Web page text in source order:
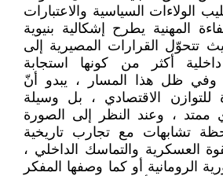
الولاءات السياسية والاعتبارات
المهنية يطرح إشكالية بنيوية
تتحوّل القرارات المصيرية إلى
أكثر من كونها استجابة
، وفي ظل هذا المسار ، يبدو أنّ
للتوازن الاقتصادي ، بل وسيلة
، وعند النظر إلى الصورة
تشابهات مع تجارب تاريخية
العسكرية والتماسك الداخلي ،
الرومانية أو كما وصفها المفكر